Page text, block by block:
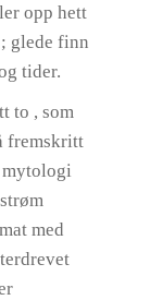
opp hett
glede finn
tider.
to , som
fremskritt
mytologi
med